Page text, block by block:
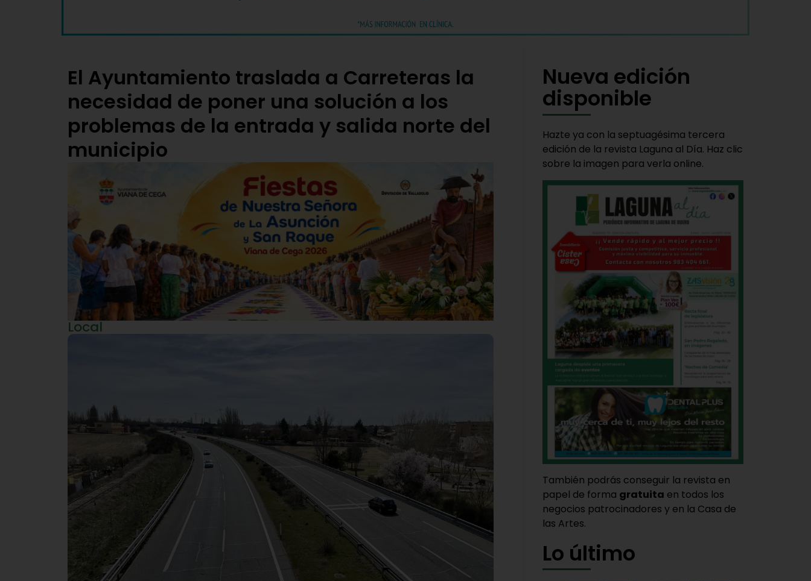
El Ayuntamiento traslada a Carreteras la
necesidad de poner una solución a los
problemas de la entrada y salida norte del
municipio
Local
Nueva edición
disponible
Hazte ya con la septuagésima tercera
edición de la revista Laguna al Día. Haz clic
sobre la imagen para verla online.
También podrás conseguir la revista en
papel de forma gratuita en todos los
negocios patrocinadores y en la Casa de
las Artes.
Lo último